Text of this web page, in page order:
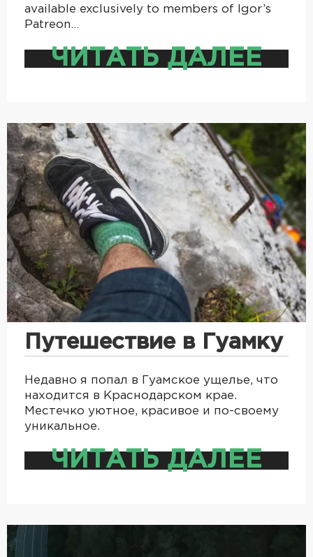
available exclusively to members of Igor’s
Patreon…
ЧИТАТЬ ДАЛЕЕ
Путешествие в Гуамку
Недавно я попал в Гуамское ущелье, что
находится в Краснодарском крае.
Местечко уютное, красивое и по-своему
уникальное.
ЧИТАТЬ ДАЛЕЕ